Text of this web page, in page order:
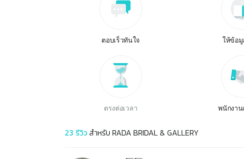
ตอบเร็วทันใจ ให้ข้อมู
ตรงต่อเวลา พนักงาน
23 รีวิวสำหรับ RADA BRIDAL & GALLERY